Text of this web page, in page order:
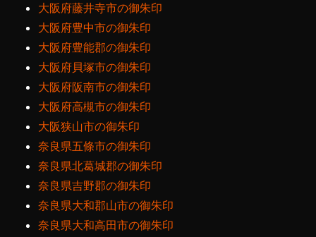
大阪府藤井寺市の御朱印
大阪府豊中市の御朱印
大阪府豊能郡の御朱印
大阪府貝塚市の御朱印
大阪府阪南市の御朱印
大阪府高槻市の御朱印
大阪狭山市の御朱印
奈良県五條市の御朱印
奈良県北葛城郡の御朱印
奈良県吉野郡の御朱印
奈良県大和郡山市の御朱印
奈良県大和高田市の御朱印